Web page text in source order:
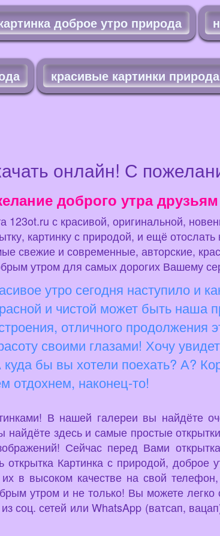
доброе утро природа
красивые картинки природа
онлайн! С
доброго утра
с красивой, оригинальной,
картинку с природой, и ещё
и современные, авторские,
утром для самых дорогих Вашему
утро сегодня наступило и
и чистой может быть наша
отличного продолжения
своими глазами! Хочу
куда бы вы хотели поехать? А?
отдохнем, наконец-то!
В нашей галереи вы найдёте
здесь и самые простые
Сейчас перед Вами
Картинка с природой, доброе
в высоком качестве на свой
утром и не только! Вы можете
сетей или WhatsApp (ватсап,